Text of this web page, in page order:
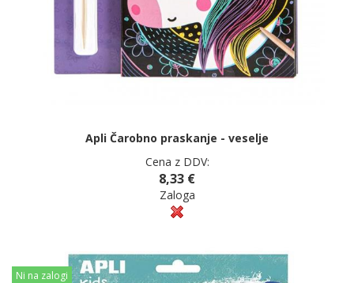
Apli Čarobno praskanje - veselje
Cena z DDV:
8,33 €
Zaloga
Ni na zalogi